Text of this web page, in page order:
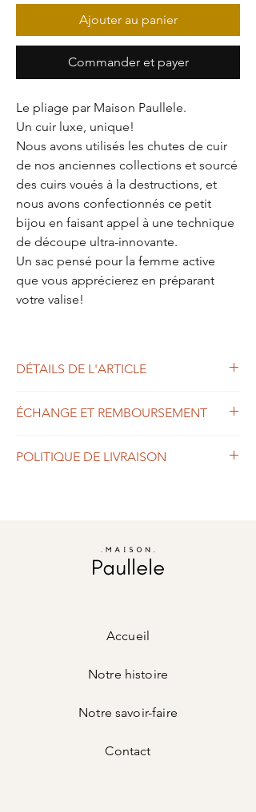
Ajouter au panier
Commander et payer
Le pliage par Maison Paullele.
Un cuir luxe, unique!
Nous avons utilisés les chutes de cuir
de nos anciennes collections et sourcé
des cuirs voués à la destructions, et
nous avons confectionnés ce petit
bijou en faisant appel à une technique
de découpe ultra-innovante.
Un sac pensé pour la femme active
que vous apprécierez en préparant
votre valise!
DÉTAILS DE L'ARTICLE
- Conception : pliage
indispensables estivales
- Se porte à l'épaule, au poigné et à la main
ÉCHANGE ET REMBOURSEMENT
Paullele est une structure à taille humaine.
Livraison en France à domicile par Colissimo
(2-3 jours), Chronopost (24h)
POLITIQUE DE LIVRAISON
home@maisonpaullele.com
Accueil
Notre histoire
Notre savoir-faire
Contact